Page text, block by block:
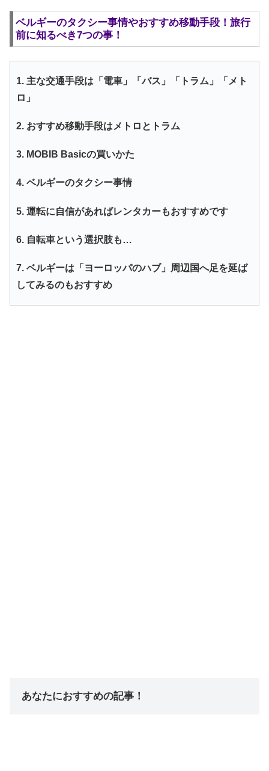
ベルギーのタクシー事情やおすすめ移動手段！旅行
前に知るべき7つの事！
1. 主な交通手段は「電車」「バス」「トラム」「メト
ロ」
2. おすすめ移動手段はメトロとトラム
3. MOBIB Basicの買いかた
4. ベルギーのタクシー事情
5. 運転に自信があればレンタカーもおすすめです
6. 自転車という選択肢も…
7. ベルギーは「ヨーロッパのハブ」周辺国へ足を延ば
してみるのもおすすめ
あなたにおすすめの記事！